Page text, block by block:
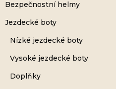
Bezpečnostní helmy
Jezdecké boty
Nízké jezdecké boty
Vysoké jezdecké boty
Doplňky